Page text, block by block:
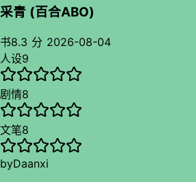
来的但是事事靠着黎明帮着看得我有点
几遍，唯一自己反击的剧情点结果还是
主才好了，好是好显得两人感情很深但
影响下自身能强大起来，况且俩人都说
得对方自由去追求更多结果俩人剧情点
去，尤其是自卑人设的加持下有点不协
真挺好的，但是你重生归来就是发现另
弃原来那个猪油蒙心的人啊，虽然剧情
我联想到那个被吐槽的广告女主重生归
采青 (百合ABO)
书8.3 分 2026-08-04
人设9
剧情8
文笔8
byDaanxi